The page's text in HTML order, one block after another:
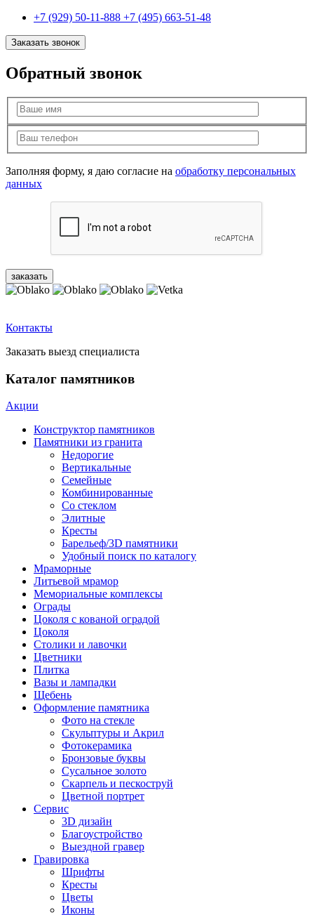
+7 (929) 50-11-888 +7 (495) 663-51-48
Заказать звонок
Обратный звонок
Заполняя форму, я даю согласие на обработку персональных
данных
Контакты
Заказать выезд специалиста
Каталог памятников
Акции
Конструктор памятников
Памятники из гранита
Недорогие
Вертикальные
Семейные
Комбинированные
Со стеклом
Элитные
Кресты
Барельеф/3D памятники
Удобный поиск по каталогу
Мраморные
Литьевой мрамор
Мемориальные комплексы
Ограды
Цоколя с кованой оградой
Цоколя
Столики и лавочки
Цветники
Плитка
Вазы и лампадки
Щебень
Оформление памятника
Фото на стекле
Скульптуры и Акрил
Фотокерамика
Бронзовые буквы
Сусальное золото
Скарпель и пескоструй
Цветной портрет
Сервис
3D дизайн
Благоустройство
Выездной гравер
Гравировка
Шрифты
Кресты
Цветы
Иконы